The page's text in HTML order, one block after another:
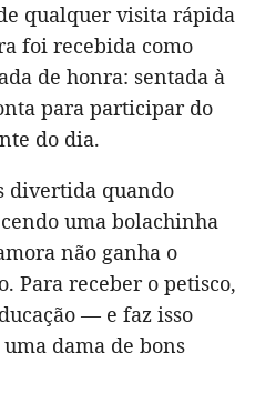
qualquer visita rápida
foi recebida como
de honra: sentada à
para participar do
do dia.
divertida quando
uma bolachinha
não ganha o
Para receber o petisco,
— e faz isso
uma dama de bons